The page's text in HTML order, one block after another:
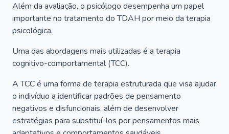
Além da avaliação, o psicólogo desempenha um papel
importante no tratamento do TDAH por meio da terapia
psicológica.
Uma das abordagens mais utilizadas é a terapia
cognitivo-comportamental (TCC).
A TCC é uma forma de terapia estruturada que visa ajudar
o indivíduo a identificar padrões de pensamento
negativos e disfuncionais, além de desenvolver
estratégias para substituí-los por pensamentos mais